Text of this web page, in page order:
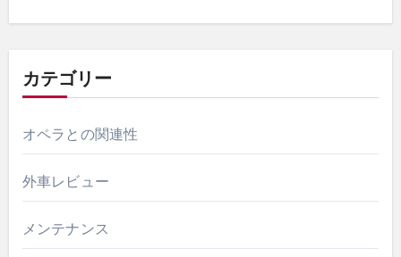
カテゴリー
オペラとの関連性
外車レビュー
メンテナンス